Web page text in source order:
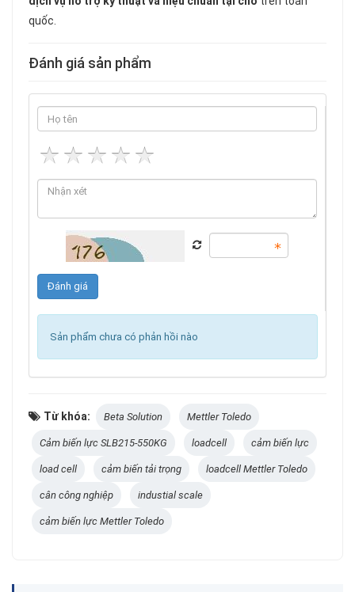
quốc.
Đánh giá sản phẩm
Sản phẩm chưa có phản hồi nào
Từ khóa: Beta Solution Mettler Toledo
Cảm biến lực SLB215-550KG loadcell cảm biến lực
load cell cảm biến tải trọng loadcell Mettler Toledo
cân công nghiệp industial scale
cảm biến lực Mettler Toledo